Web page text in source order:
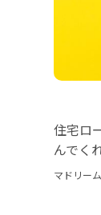
住宅ロ
んでく
マドリー